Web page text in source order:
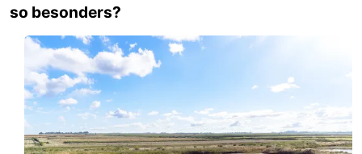
Waal
Oosterend
Natur
Schönste
Aussichtspunkte
Übernachten
Appartements
so besonders?